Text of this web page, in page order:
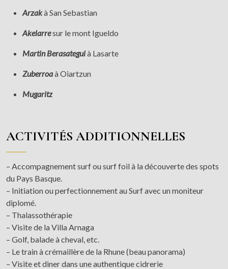
Arzakà San Sebastian
Akelarresur le mont Igueldo
Martin Berasateguià Lasarte
Zuberroaà Oiartzun
Mugaritz
ACTIVITÉS ADDITIONNELLES
– Accompagnement surf ou surf foil à la découverte des spots
du Pays Basque.
– Initiation ou perfectionnement au Surf avec un moniteur
diplomé.
– Thalassothérapie
– Visite de la Villa Arnaga
– Golf, balade à cheval, etc.
– Le train à crémaillère de la Rhune (beau panorama)
– Visite et diner dans une authentique cidrerie